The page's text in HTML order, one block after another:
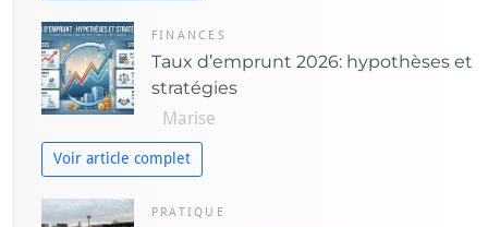
FINANCES
Taux d’emprunt 2026: hypothèses et
stratégies
Marise
Voir article complet
PRATIQUE